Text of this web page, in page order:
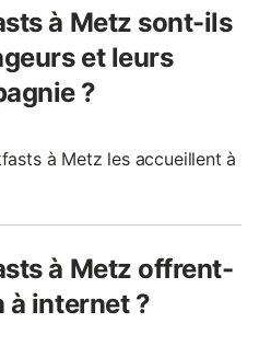
à Metz sont-ils
et leurs
?
à Metz les accueillent à
à Metz offrent-
à internet ?